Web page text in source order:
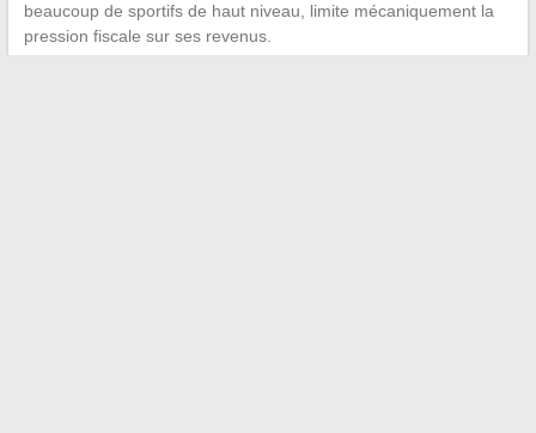
beaucoup de sportifs de haut niveau, limite mécaniquement la
pression fiscale sur ses revenus.